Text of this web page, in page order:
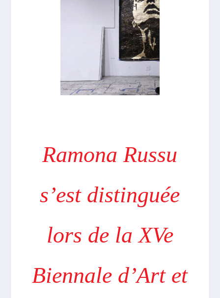
Ramona Russu
s’est distinguée
lors de la XVe
Biennale d’Art et